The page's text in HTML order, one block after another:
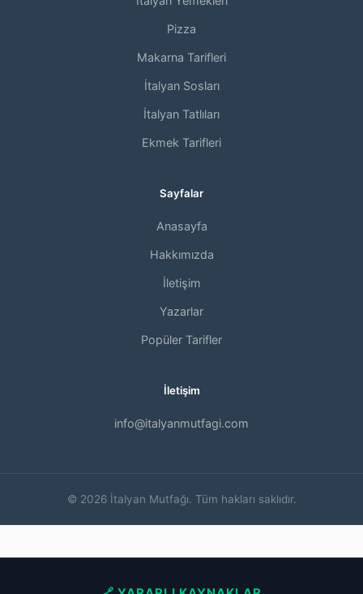
Pizza
Makarna Tarifleri
İtalyan Sosları
İtalyan Tatlıları
Ekmek Tarifleri
Sayfalar
Anasayfa
Hakkımızda
İletişim
Yazarlar
Popüler Tarifler
İletişim
info@italyanmutfagi.com
© 2026 İtalyan Mutfağı. Tüm hakları saklıdır.